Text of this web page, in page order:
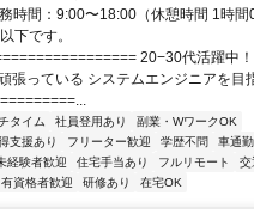
時間：9:00〜18:00（休憩時間 1時
下です。
20−30代活躍中
張っている システムエンジニアを目
タイム 社員登用あり
副業・WワークOK
支援あり フリーター歓迎 学歴不問
車通
経験者歓迎 住宅手当あり フルリモート
交
有資格者歓迎 研修あり 在宅OK